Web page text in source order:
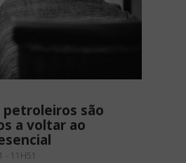
petroleiros são
a voltar ao
- 11H51